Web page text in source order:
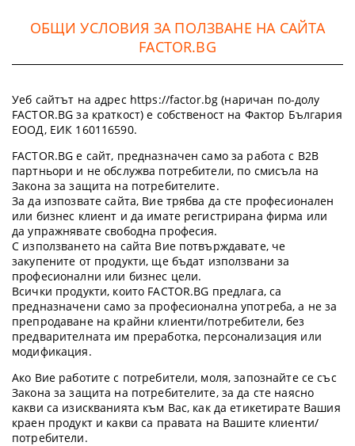
ОБЩИ УСЛОВИЯ ЗА ПОЛЗВАНЕ НА САЙТА
FACTOR.BG
Уеб сайтът на адрес https://factor.bg (наричан по-долу
FACTOR.BG за краткост) е собственост на Фактор България
ЕООД, ЕИК 160116590.
FACTOR.BG е сайт, предназначен само за работа с B2B
партньори и не обслужва потребители, по смисъла на
Закона за защита на потребителите.
За да изпозвате сайта, Вие трябва да сте професионален
или бизнес клиент и да имате регистрирана фирма или
да упражнявате свободна професия.
С използването на сайта Вие потвърждавате, че
закупените от продукти, ще бъдат използвани за
професионални или бизнес цели.
Всички продукти, които FACTOR.BG предлага, са
предназначени само за професионална употреба, а не за
препродаване на крайни клиенти/потребители, без
предварителната им преработка, персонализация или
модификация.
Ако Вие работите с потребители, моля, запознайте се със
Закона за защита на потребителите, за да сте наясно
какви са изискванията към Вас, как да етикетирате Вашия
краен продукт и какви са правата на Вашите клиенти/
потребители.